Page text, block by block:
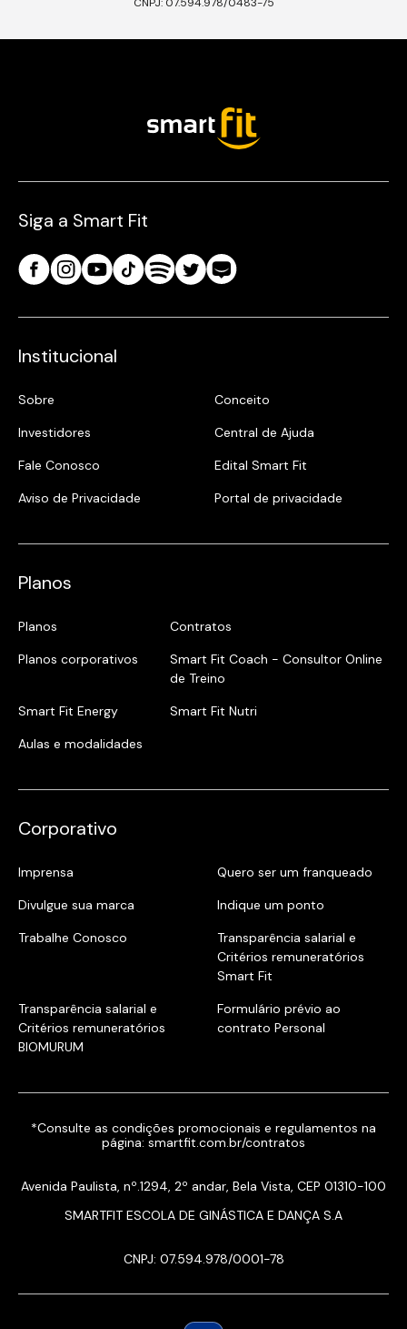
Siga a Smart Fit
Institucional
Sobre
Conceito
Investidores
Central de Ajuda
Fale Conosco
Edital Smart Fit
Aviso de Privacidade
Portal de privacidade
Planos
Planos
Contratos
Planos corporativos
Smart Fit Coach - Consultor Online
de Treino
Smart Fit Energy
Smart Fit Nutri
Aulas e modalidades
Corporativo
Imprensa
Quero ser um franqueado
Divulgue sua marca
Indique um ponto
Trabalhe Conosco
Transparência salarial e
Critérios remuneratórios
Smart Fit
Transparência salarial e
Critérios remuneratórios
BIOMURUM
Formulário prévio ao
contrato Personal
*Consulte as condições promocionais e regulamentos na
página: smartfit.com.br/contratos
Avenida Paulista, nº.1294, 2º andar, Bela Vista, CEP 01310-100
SMARTFIT ESCOLA DE GINÁSTICA E DANÇA S.A
CNPJ: 07.594.978/0001-78